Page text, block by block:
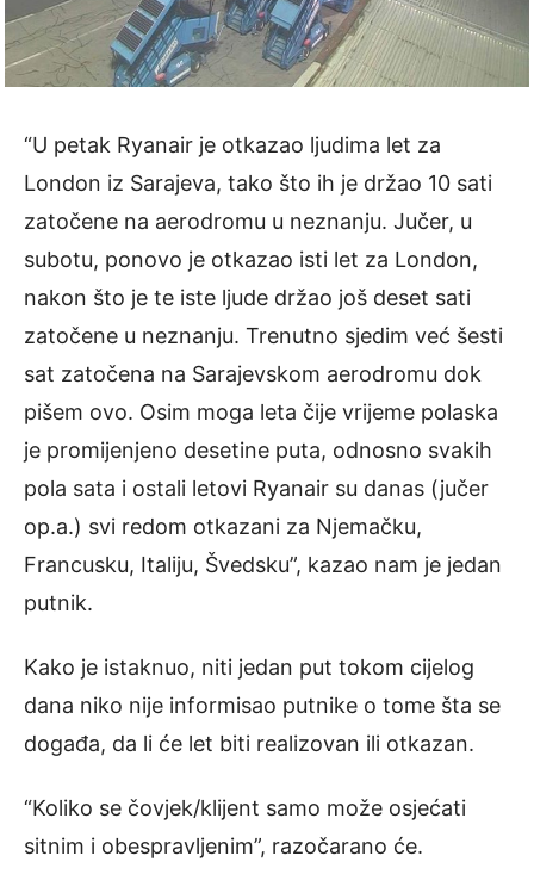
“U petak Ryanair je otkazao ljudima let za
London iz Sarajeva, tako što ih je držao 10 sati
zatočene na aerodromu u neznanju. Jučer, u
subotu, ponovo je otkazao isti let za London,
nakon što je te iste ljude držao još deset sati
zatočene u neznanju. Trenutno sjedim već šesti
sat zatočena na Sarajevskom aerodromu dok
pišem ovo. Osim moga leta čije vrijeme polaska
je promijenjeno desetine puta, odnosno svakih
pola sata i ostali letovi Ryanair su danas (jučer
op.a.) svi redom otkazani za Njemačku,
Francusku, Italiju, Švedsku”, kazao nam je jedan
putnik.
Kako je istaknuo, niti jedan put tokom cijelog
dana niko nije informisao putnike o tome šta se
događa, da li će let biti realizovan ili otkazan.
“Koliko se čovjek/klijent samo može osjećati
sitnim i obespravljenim”, razočarano će.